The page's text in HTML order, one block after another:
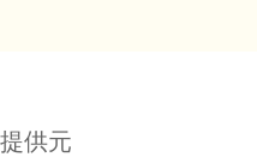
供元